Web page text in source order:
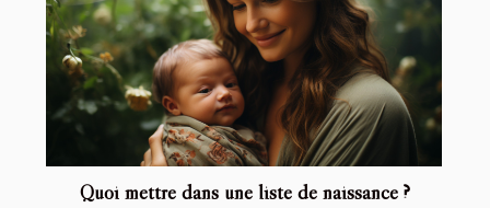
Quoi mettre dans une liste de naissance ?